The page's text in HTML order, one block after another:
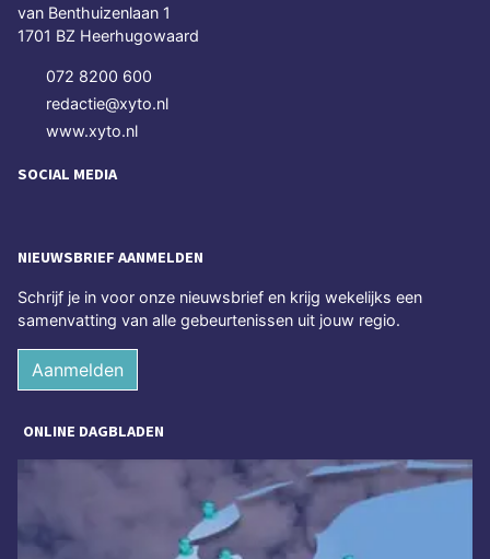
van Benthuizenlaan 1
1701 BZ Heerhugowaard
072 8200 600
redactie@xyto.nl
www.xyto.nl
SOCIAL MEDIA
NIEUWSBRIEF AANMELDEN
Schrijf je in voor onze nieuwsbrief en krijg wekelijks een
samenvatting van alle gebeurtenissen uit jouw regio.
Aanmelden
ONLINE DAGBLADEN